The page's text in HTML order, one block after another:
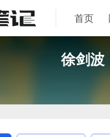
首页
徐剑波